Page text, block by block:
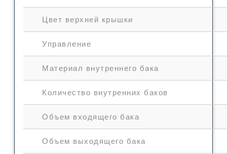
Цвет верхней крышки
Управление
Материал внутреннего бака
Количество внутренних баков
Объем входящего бака
Объем выходящего бака